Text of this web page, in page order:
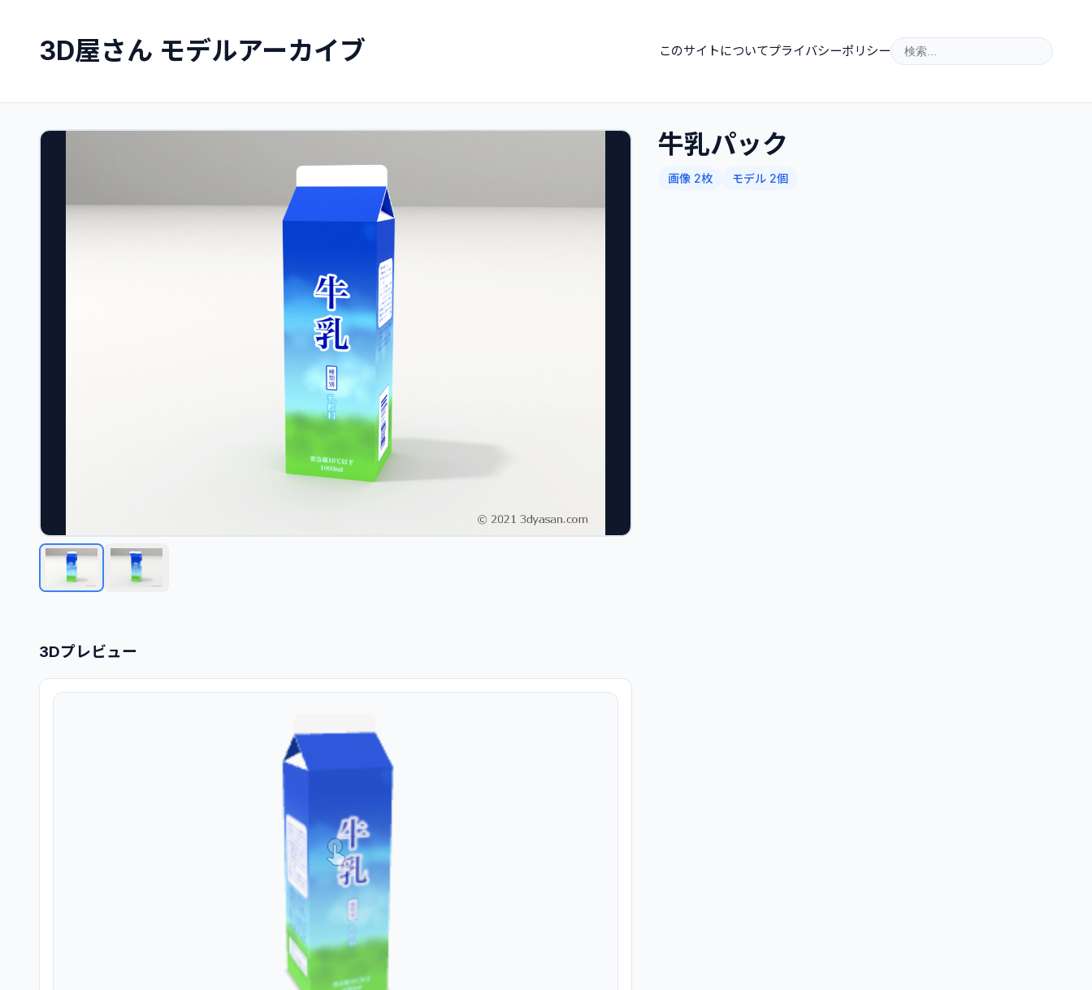
3D屋さん モデルアーカイブ このサイトについてプライバシーポリシー
3Dプレビュー
牛乳パック
画像 2枚 モデル 2個